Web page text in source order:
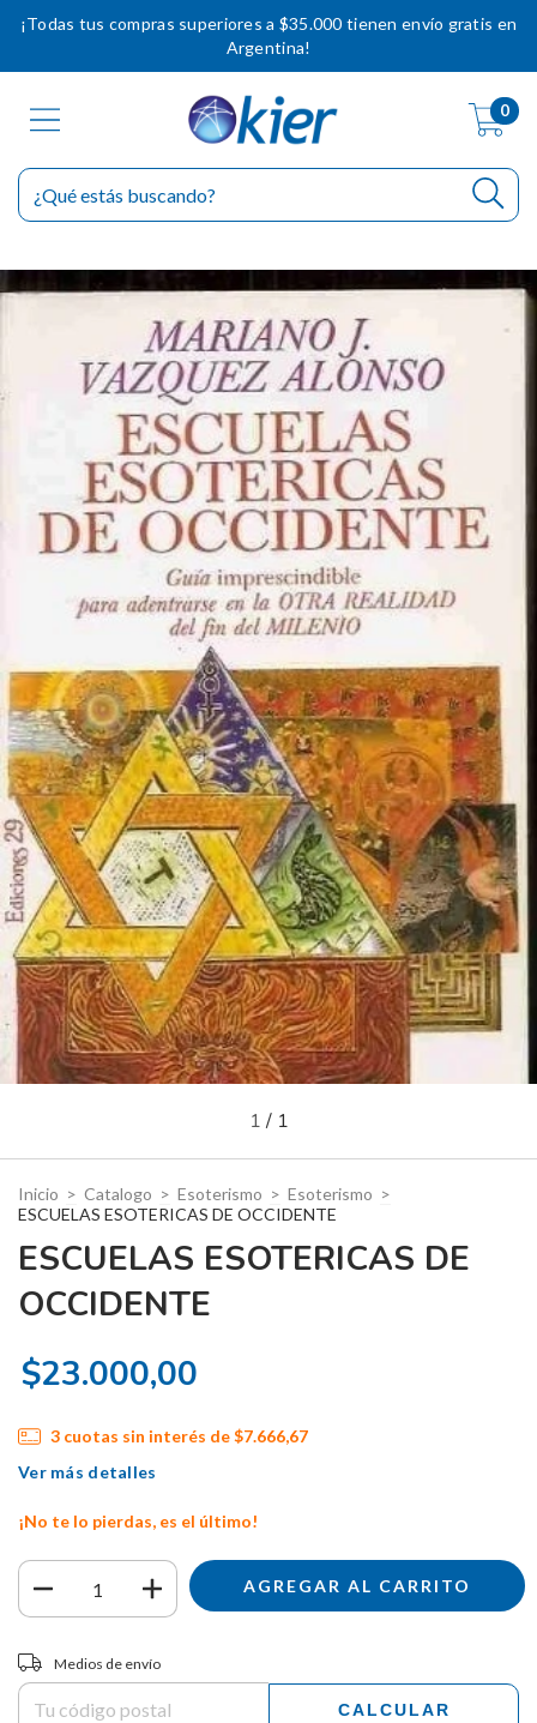
¡Todas tus compras superiores a $35.000 tienen envío gratis en
Argentina!
0
1 / 1
Inicio > Catalogo > Esoterismo > Esoterismo >
ESCUELAS ESOTERICAS DE OCCIDENTE
ESCUELAS ESOTERICAS DE
OCCIDENTE
$23.000,00
3 cuotas sin interés de$7.666,67
Ver más detalles
¡No te lo pierdas, es el último!
Entregas para el CP:
Medios de envío
CALCULAR